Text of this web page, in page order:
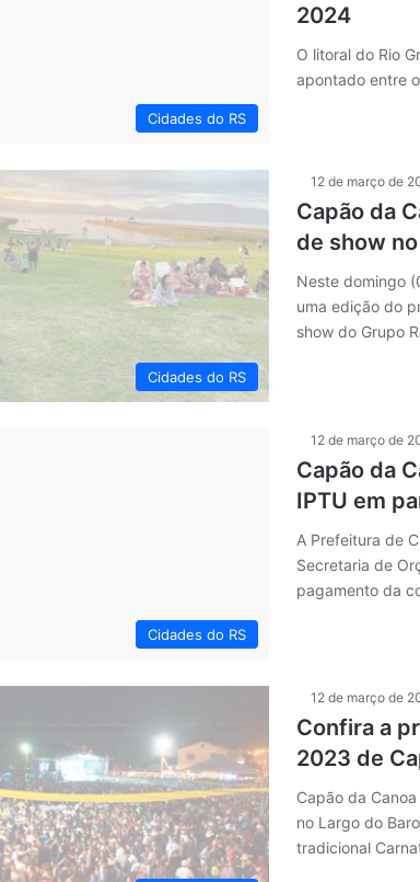
Cidades do RS
2024
O litoral do Rio
apontado entre
Cidades do RS
12 de março de
Capão da
de show
Neste domingo
uma edição do
show do Grupo
Cidades do RS
12 de março de
Capão da
IPTU em
A Prefeitura de
Secretaria de
pagamento da
12 de março de
Confira a
2023 de
Capão da
no Largo do
tradicional